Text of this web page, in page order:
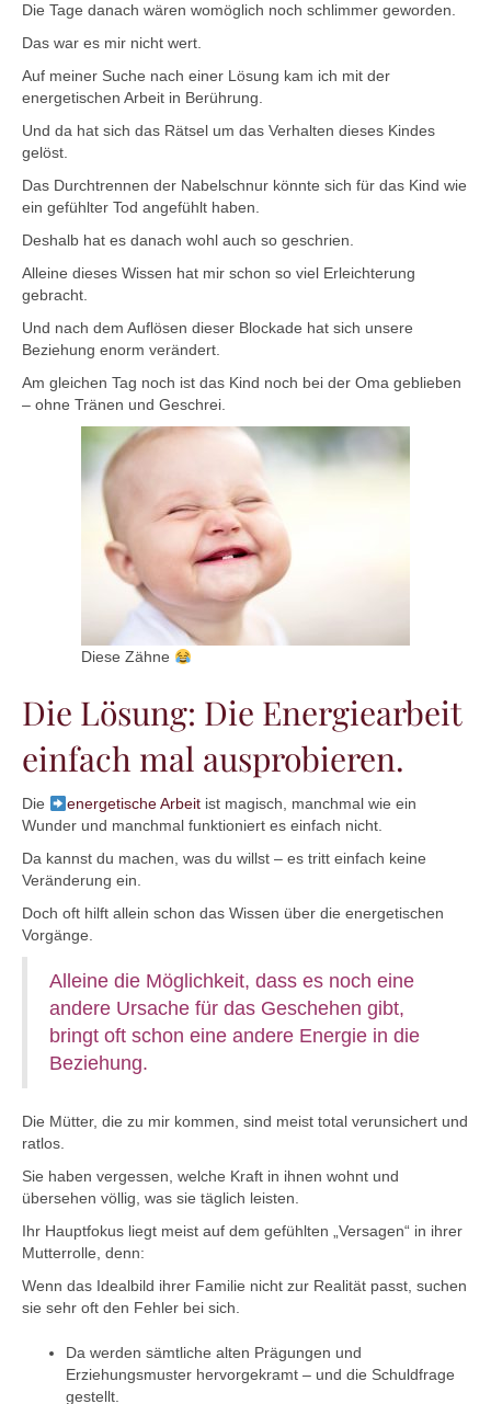
Die Tage danach wären womöglich noch schlimmer geworden.
Das war es mir nicht wert.
Auf meiner Suche nach einer Lösung kam ich mit der
energetischen Arbeit in Berührung.
Und da hat sich das Rätsel um das Verhalten dieses Kindes
gelöst.
Das Durchtrennen der Nabelschnur könnte sich für das Kind wie
ein gefühlter Tod angefühlt haben.
Deshalb hat es danach wohl auch so geschrien.
Alleine dieses Wissen hat mir schon so viel Erleichterung
gebracht.
Und nach dem Auflösen dieser Blockade hat sich unsere
Beziehung enorm verändert.
Am gleichen Tag noch ist das Kind noch bei der Oma geblieben
– ohne Tränen und Geschrei.
Diese Zähne
Die Lösung: Die Energiearbeit
einfach mal ausprobieren.
Die energetische Arbeitist magisch, manchmal wie ein
Wunder und manchmal funktioniert es einfach nicht.
Da kannst du machen, was du willst – es tritt einfach keine
Veränderung ein.
Doch oft hilft allein schon das Wissen über die energetischen
Vorgänge.
Alleine die Möglichkeit, dass es noch eine
andere Ursache für das Geschehen gibt,
bringt oft schon eine andere Energie in die
Beziehung.
Die Mütter, die zu mir kommen, sind meist total verunsichert und
ratlos.
Sie haben vergessen, welche Kraft in ihnen wohnt und
übersehen völlig, was sie täglich leisten.
Ihr Hauptfokus liegt meist auf dem gefühlten „Versagen“ in ihrer
Mutterrolle, denn:
Wenn das Idealbild ihrer Familie nicht zur Realität passt, suchen
sie sehr oft den Fehler bei sich.
Da werden sämtliche alten Prägungen und
Erziehungsmuster hervorgekramt – und die Schuldfrage
gestellt.